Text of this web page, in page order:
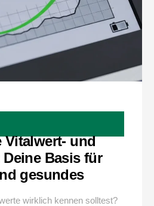
Vitalwert- und
Basis für
gesundes
wirklich kennen solltest?